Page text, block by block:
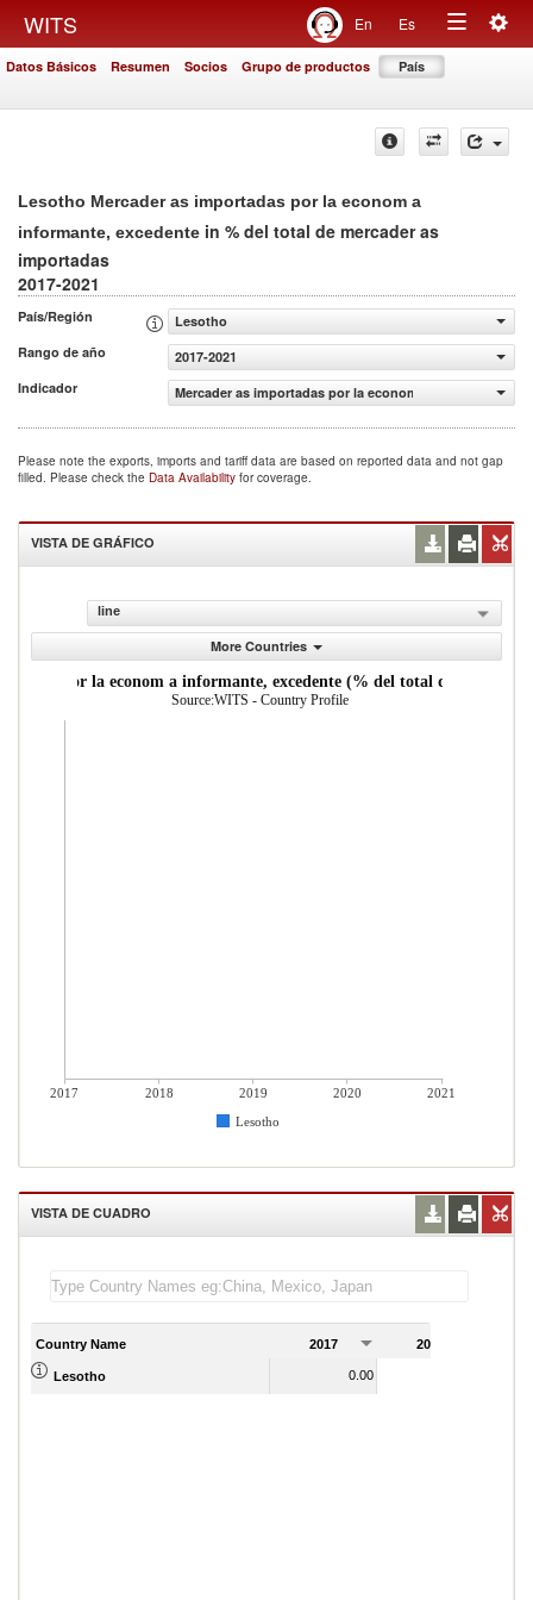
WITS En Es
Toggle
Datos Básicos Resumen Socios Grupo de productos País
Lesotho Mercader as importadas por la econom a
informante, excedente in % del total de mercader as
importadas
2017-2021
País/Región
Lesotho
Rango de año
2017-2021
Indicador
Mercader as importadas por la econom a informante,
Please note the exports, imports and tariff data are based on reported data and not gap
filled. Please check the Data Availability for coverage.
VISTA DE GRÁFICO
line
More Countries
por la econom a informante, excedente (% del total de mercader
Source:WITS - Country Profile
2017 2018 2019 2020
2021
Lesotho
VISTA DE CUADRO
Country Name 2017 2018
Lesotho 0.00